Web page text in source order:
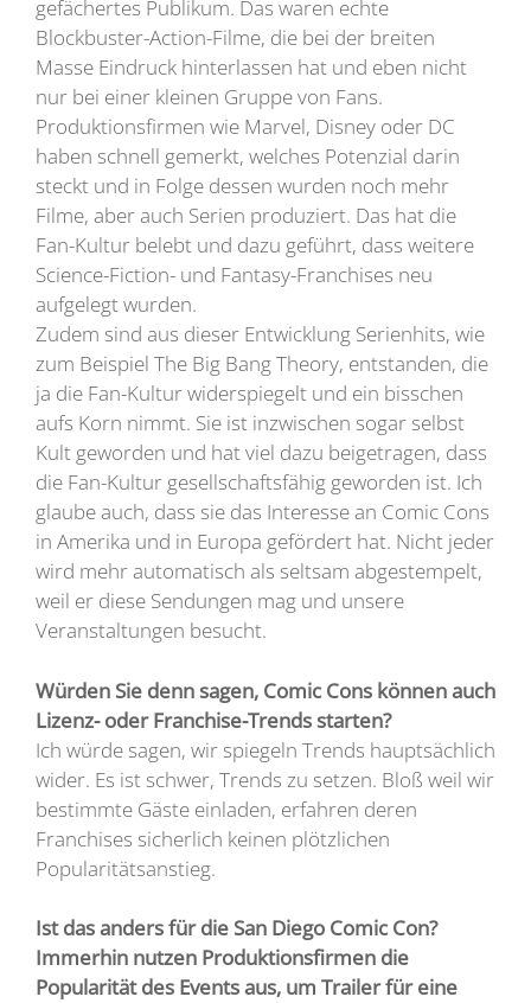
gefächertes Publikum. Das waren echte
Blockbuster-Action-Filme, die bei der breiten
Masse Eindruck hinterlassen hat und eben nicht
nur bei einer kleinen Gruppe von Fans.
Produktionsfirmen wie Marvel, Disney oder DC
haben schnell gemerkt, welches Potenzial darin
steckt und in Folge dessen wurden noch mehr
Filme, aber auch Serien produziert. Das hat die
Fan-Kultur belebt und dazu geführt, dass weitere
Science-Fiction- und Fantasy-Franchises neu
aufgelegt wurden.
Zudem sind aus dieser Entwicklung Serienhits, wie
zum Beispiel The Big Bang Theory, entstanden, die
ja die Fan-Kultur widerspiegelt und ein bisschen
aufs Korn nimmt. Sie ist inzwischen sogar selbst
Kult geworden und hat viel dazu beigetragen, dass
die Fan-Kultur gesellschaftsfähig geworden ist. Ich
glaube auch, dass sie das Interesse an Comic Cons
in Amerika und in Europa gefördert hat. Nicht jeder
wird mehr automatisch als seltsam abgestempelt,
weil er diese Sendungen mag und unsere
Veranstaltungen besucht.
Würden Sie denn sagen, Comic Cons können auch
Lizenz- oder Franchise-Trends starten?
Ich würde sagen, wir spiegeln Trends hauptsächlich
wider. Es ist schwer, Trends zu setzen. Bloß weil wir
bestimmte Gäste einladen, erfahren deren
Franchises sicherlich keinen plötzlichen
Popularitätsanstieg.
Ist das anders für die San Diego Comic Con?
Immerhin nutzen Produktionsfirmen die
Popularität des Events aus, um Trailer für eine